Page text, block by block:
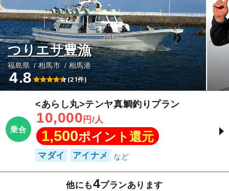
つりエサ豊漁
福島県 相馬市 相馬港
4.8 (21件)
乗合
<あらし丸>テンヤ真鯛釣りプラン
10,000 円/人
1,500ポイント還元
マダイ アイナメ
他にも4プランあります